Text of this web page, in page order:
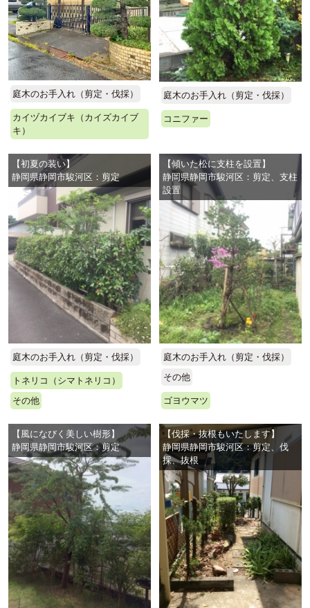
庭木のお手入れ（剪定・伐採）
カイヅカイブキ（カイズカイブ
キ）
庭木のお手入れ（剪定・伐採）
コニファー
【初夏の装い】
静岡県静岡市駿河区：剪定
庭木のお手入れ（剪定・伐採）
トネリコ（シマトネリコ）
その他
【傾いた松に支柱を設置】
静岡県静岡市駿河区：剪定、支柱
設置
庭木のお手入れ（剪定・伐採）
その他
ゴヨウマツ
【風になびく美しい樹形】
静岡県静岡市駿河区：剪定
【伐採・抜根もいたします】
静岡県静岡市駿河区：剪定、伐
採、抜根